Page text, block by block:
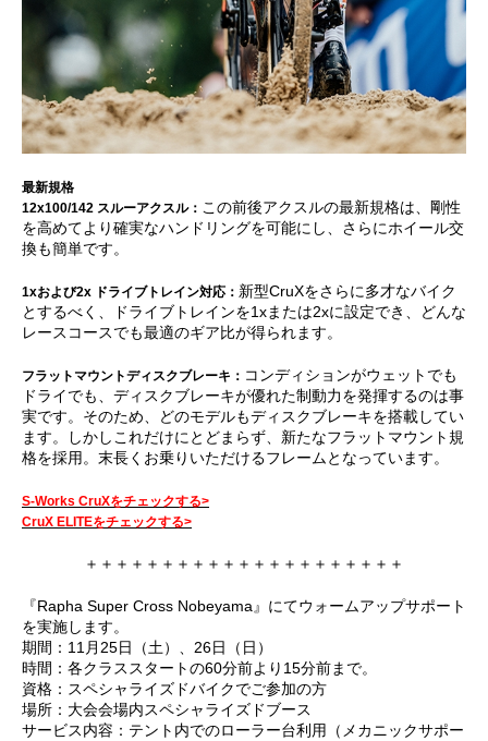
最新規格
12x100/142 スルーアクスル： この前後アクスルの最新規格は、剛性
を高めてより確実なハンドリングを可能にし、さらにホイール交
換も簡単です。
1xおよび2x ドライブトレイン対応： 新型CruXをさらに多才なバイク
とするべく、ドライブトレインを1xまたは2xに設定でき、どんな
レースコースでも最適のギア比が得られます。
フラットマウントディスクブレーキ： コンディションがウェットでも
ドライでも、ディスクブレーキが優れた制動力を発揮するのは事
実です。そのため、どのモデルもディスクブレーキを搭載してい
ます。しかしこれだけにとどまらず、新たなフラットマウント規
格を採用。末長くお乗りいただけるフレームとなっています。
S-Works CruXをチェックする>
CruX ELITEをチェックする>
＋＋＋＋＋＋＋＋＋＋＋＋＋＋＋＋＋＋＋＋＋
『Rapha Super Cross Nobeyama』にてウォームアップサポート
を実施します。
期間：11月25日（土）、26日（日）
時間：各クラススタートの60分前より15分前まで。
資格：スペシャライズドバイクでご参加の方
場所：大会会場内スペシャライズドブース
サービス内容：テント内でのローラー台利用（メカニックサポー